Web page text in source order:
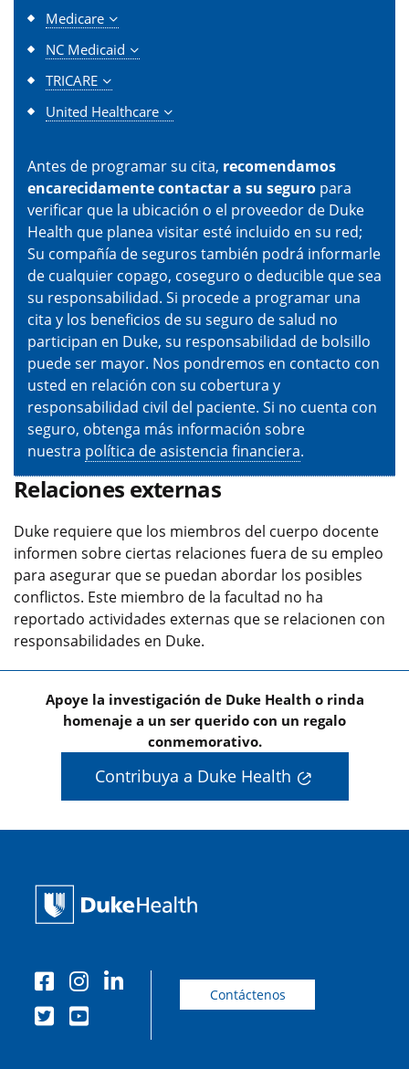
Medicare
NC Medicaid
TRICARE
United Healthcare
Antes de programar su cita, recomendamos
encarecidamente contactar a su seguro para
verificar que la ubicación o el proveedor de Duke
Health que planea visitar esté incluido en su red;
Su compañía de seguros también podrá informarle
de cualquier copago, coseguro o deducible que sea
su responsabilidad. Si procede a programar una
cita y los beneficios de su seguro de salud no
participan en Duke, su responsabilidad de bolsillo
puede ser mayor. Nos pondremos en contacto con
usted en relación con su cobertura y
responsabilidad civil del paciente. Si no cuenta con
seguro, obtenga más información sobre
nuestra política de asistencia financiera.
Relaciones externas
Duke requiere que los miembros del cuerpo docente
informen sobre ciertas relaciones fuera de su empleo
para asegurar que se puedan abordar los posibles
conflictos. Este miembro de la facultad no ha
reportado actividades externas que se relacionen con
responsabilidades en Duke.
Apoye la investigación de Duke Health o rinda
homenaje a un ser querido con un regalo
conmemorativo.
Contribuya a Duke Health
Contáctenos